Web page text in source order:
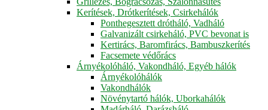
Kerítések, Drótkerítések, Csirkehálók
Ponthegesztett drótháló, Vadháló
Galvanizált csirkeháló, PVC bevonat is
Kertirács, Baromfirács, Bambuszkerítés
Facsemete védőrács
Árnyékolóháló, Vakondháló, Egyéb hálók
Árnyékolóhálók
Vakondhálók
Növénytartó hálók, Uborkahálók